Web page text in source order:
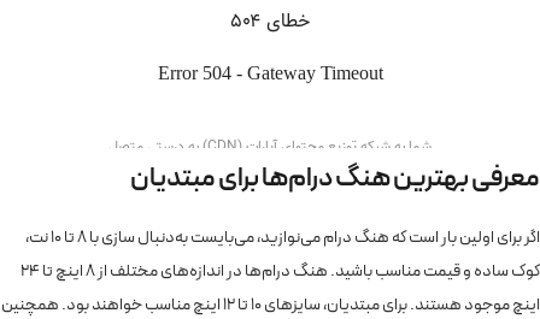
معرفی بهترین هنگ درام‌ها برای مبتدیان
اگر برای اولین بار است که هنگ درام می‌نوازید، می‌بایست به‌دنبال سازی با 8 تا 10 نت،
کوک ساده و قیمت مناسب باشید. هنگ درام‌ها در اندازه‌های مختلف از 8 اینچ تا 24
اینچ موجود هستند. برای مبتدیان، سایزهای 10 تا 12 اینچ مناسب خواهند بود. همچنین